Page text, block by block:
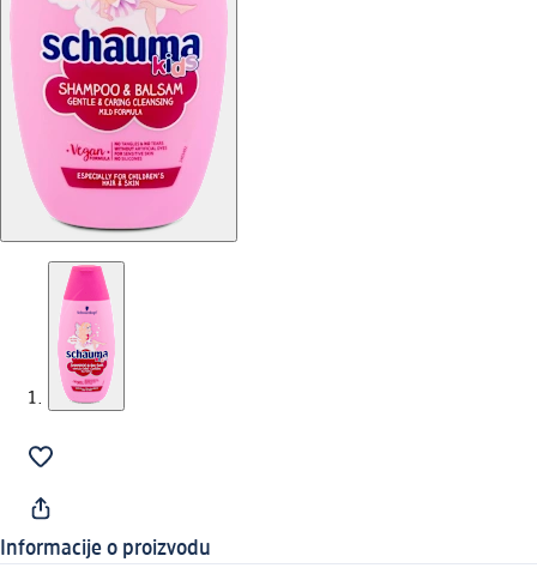
Informacije o proizvodu